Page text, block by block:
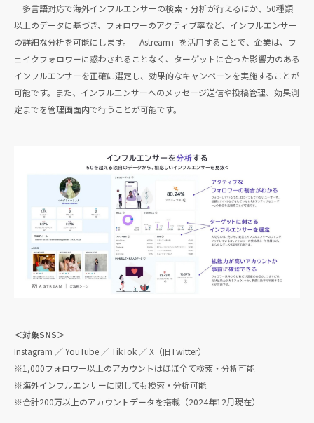
多言語対応で海外インフルエンサーの検索・分析が行えるほか、50種類
以上のデータに基づき、フォロワーのアクティブ率など、インフルエンサー
の詳細な分析を可能にします。「Astream」を活用することで、企業は、フ
ェイクフォロワーに惑わされることなく、ターゲットに合った影響力のある
インフルエンサーを正確に選定し、効果的なキャンペーンを実施することが
可能です。また、インフルエンサーへのメッセージ送信や投稿管理、効果測
定までを管理画面内で行うことが可能です。
＜対象SNS＞
Instagram ／ YouTube ／ TikTok ／ X（旧Twitter）
※1,000フォロワー以上のアカウントはほぼ全て検索・分析可能
※海外インフルエンサーに関しても検索・分析可能
※合計200万以上のアカウントデータを搭載（2024年12月現在）